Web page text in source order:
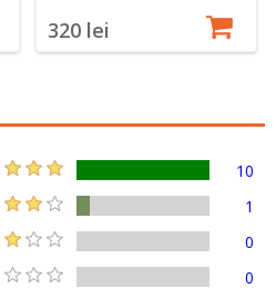
320 lei
10
1
0
0